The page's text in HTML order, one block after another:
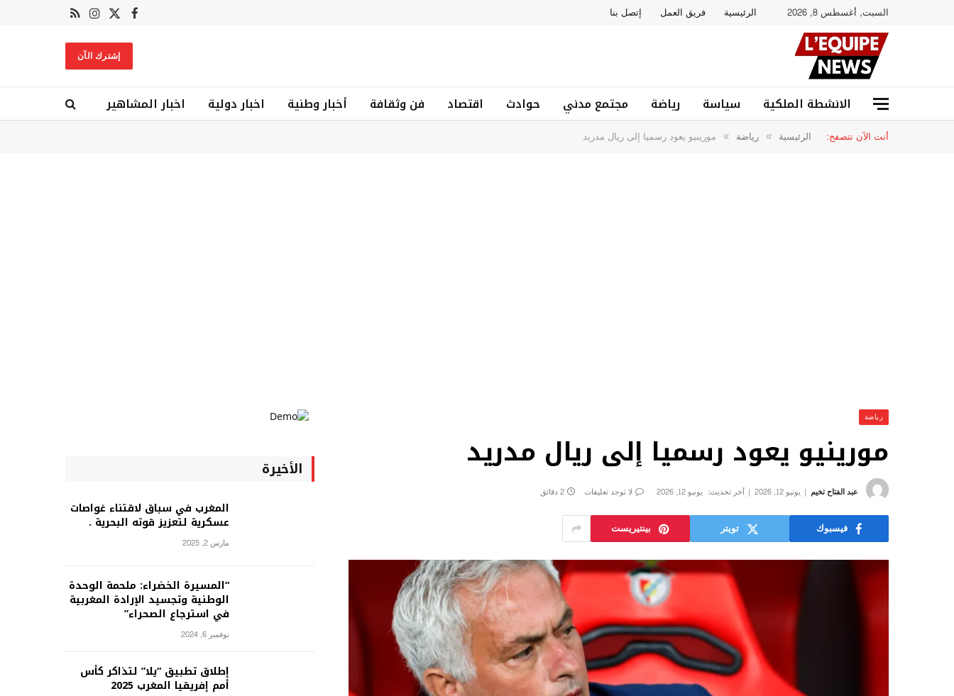
السبت, أغسطس 8, 2026 الرئيسية فريق العمل إتصل بنا فيسبوك
X
الانستغرام
RSS
إشترك الآن
الانشطة الملكية سياسة رياضة مجتمع مدني حوادث اقتصاد فن وثقافة أخبار وطنية اخبار دولية اخبار المشاهير
أنت الآن تتصفح: الرئيسية » رياضة » مورينيو يعود رسميا إلى ريال مدريد
رياضة
مورينيو يعود رسميا إلى ريال مدريد
عبد الفتاح تخيم يونيو 12, 2026 آخر تحديث: يونيو 12, 2026 لا توجد تعليقات 2 دقائق
فيسبوك تويتر بينتيريست
الأخيرة
المغرب في سباق لاقتناء غواصات
عسكرية لتعزيز قوته البحرية .
مارس 2, 2025
“المسيرة الخضراء: ملحمة الوحدة
الوطنية وتجسيد الإرادة المغربية
في استرجاع الصحراء”
نوفمبر 6, 2024
إطلاق تطبيق “يلا” لتذاكر كأس
أمم إفريقيا المغرب 2025